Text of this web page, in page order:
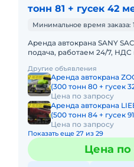
тонн 81 + гусек 42
Минимальное время заказа:
Аренда автокрана SANY
подача, работаем 24/7,
SAC3500S 350 ТОННПред
Другие объявления
Аренда автокрана
(300 тонн 80 + гусек
Цена по запросу
Аренда автокрана
(500 тонн 84 + гусек
Цена по запросу
Показать еще 27 из 29
Цена по